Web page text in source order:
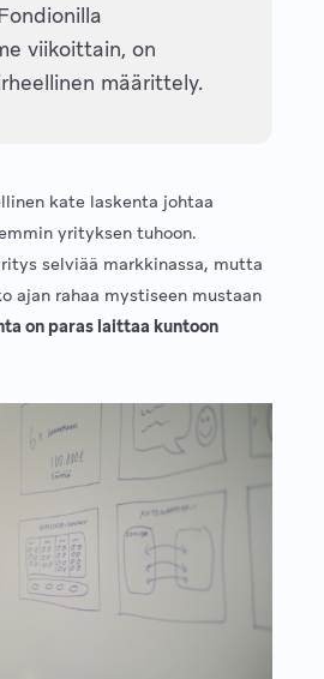
viikoittain, on
määrittely.
kate laskenta johtaa
yrityksen tuhoon.
selviää markkinassa, mutta
ajan rahaa mystiseen mustaan
on paras laittaa kuntoon